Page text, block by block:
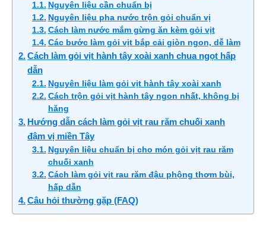
Nguyên liệu cần chuẩn bị
Nguyên liệu pha nước trộn gỏi chuẩn vị
Cách làm nước mắm gừng ăn kèm gỏi vịt
Các bước làm gỏi vịt bắp cải giòn ngon, dễ làm
Cách làm gỏi vịt hành tây xoài xanh chua ngọt hấp
dẫn
Nguyên liệu làm gỏi vịt hành tây xoài xanh
Cách trộn gỏi vịt hành tây ngon nhất, không bị
hăng
Hướng dẫn cách làm gỏi vịt rau răm chuối xanh
đậm vị miền Tây
Nguyên liệu chuẩn bị cho món gỏi vịt rau răm
chuối xanh
Cách làm gỏi vịt rau răm đậu phộng thơm bùi,
hấp dẫn
Câu hỏi thường gặp (FAQ)